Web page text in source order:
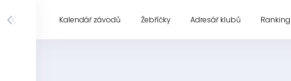
Kalendář závodů Žebříčky Adresář klubů Ranking